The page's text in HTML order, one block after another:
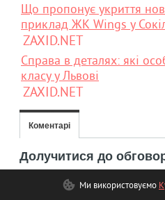
Що пропонує укриття
приклад ЖК Wings у
ZAXID.NET
Справа в деталях: які
класу у Львові
ZAXID.NET
Ми використовуємо